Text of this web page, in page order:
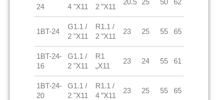
24
4 "X11
2 ”X11
1BT-24
G1.1 /
2 "X11
R1.1 /
2 ”X11
23 25 55 65
1BT-24-
16
G1.1 /
2 "X11
R1
„X11
23 24 55 61
1BT-24-
20
G1.1 /
2 "X11
R1.1 /
4 ”X11
23 25 55 65